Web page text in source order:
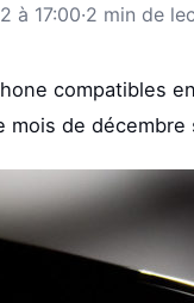
à 17:00·2 min de
compatibles
de décembre